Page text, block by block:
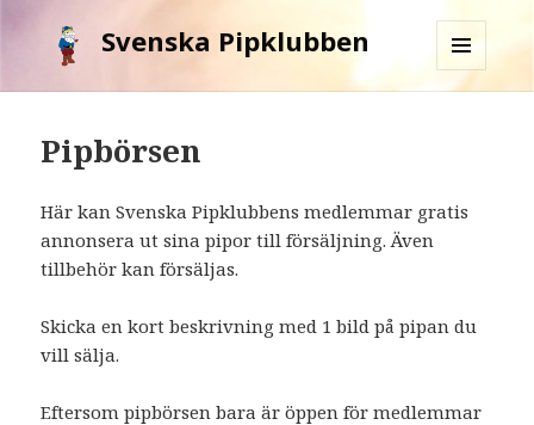
Svenska Pipklubben
MENY
Pipbörsen
Här kan Svenska Pipklubbens medlemmar gratis
annonsera ut sina pipor till försäljning. Även
tillbehör kan försäljas.
Skicka en kort beskrivning med 1 bild på pipan du
vill sälja.
Eftersom pipbörsen bara är öppen för medlemmar